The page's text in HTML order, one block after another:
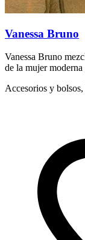
Vanessa Bruno
Vanessa Bruno
de la mujer
Accesorios y bolsos,